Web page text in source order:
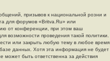
призывов к национальной розни и
для форумов «Britva.Ru» или
от конференции, при этом ваш
возможности проведения такой политики.
или закрыть любую тему в любое время
данных. Хотя эта информация не будет
быть ответственна за действия